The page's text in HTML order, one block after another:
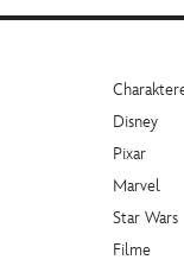
Disney
Pixar
Marvel
Star Wars
Filme